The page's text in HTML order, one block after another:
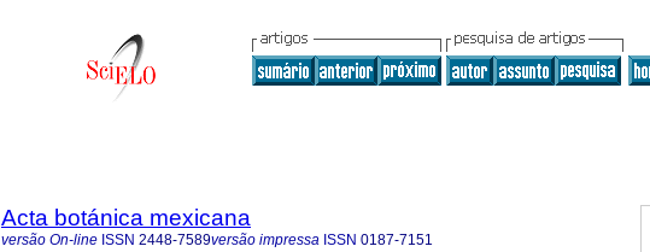
Acta botánica mexicana
versão On-line ISSN 2448-7589versão impressa ISSN 0187-7151